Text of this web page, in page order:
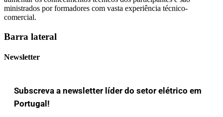
ministrados por formadores com vasta experiência técnico-
comercial.
Barra lateral
Newsletter
Subscreva a newsletter líder do setor elétrico em
Portugal!